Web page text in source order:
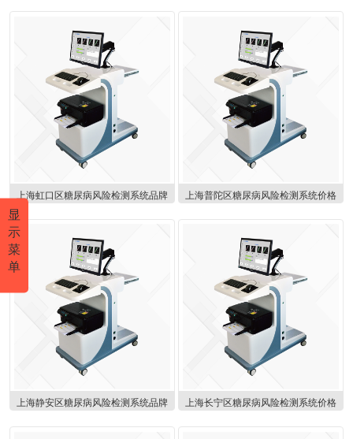
上海虹口区糖尿病风险检测系统品牌 上海普陀区糖尿病风险检测系统价格
上海静安区糖尿病风险检测系统品牌 上海长宁区糖尿病风险检测系统价格
显
示
菜
单